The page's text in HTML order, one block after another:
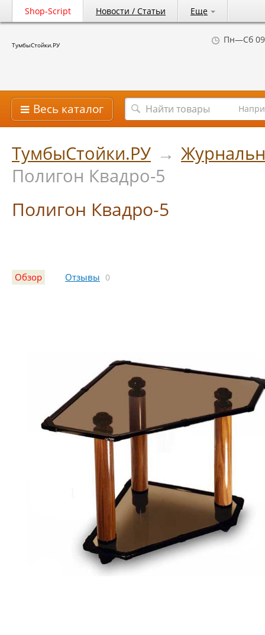
Shop-Script Новости / Статьи Еще
ТумбыСтойки.РУ Пн—Сб
Весь каталог
ТумбыСтойки.РУ →
Полигон Квадро-5
Полигон Квадро-5
Обзор Отзывы 0